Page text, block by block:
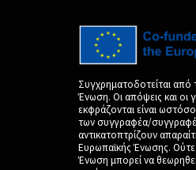
Συγχρηματοδοτείται από
Ένωση. Οι απόψεις και οι
εκφράζονται είναι
των συγγραφέα/
αντικατοπτρίζουν
Ευρωπαϊκής Ένωσης.
Ένωση μπορεί να